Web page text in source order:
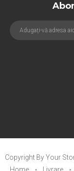
Copyright By Your